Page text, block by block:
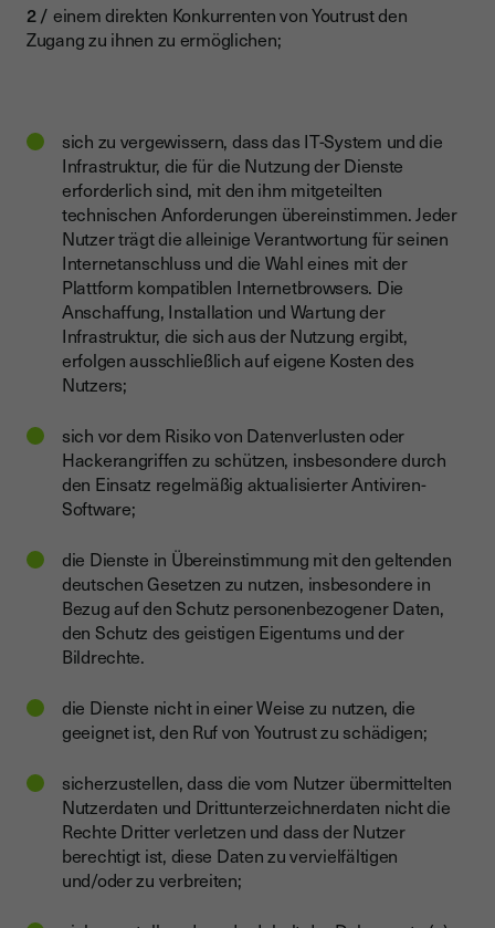
einem direkten Konkurrenten von Youtrust den
Zugang zu ihnen zu ermöglichen;
sich zu vergewissern, dass das IT-System und die
Infrastruktur, die für die Nutzung der Dienste
erforderlich sind, mit den ihm mitgeteilten
technischen Anforderungen übereinstimmen. Jeder
Nutzer trägt die alleinige Verantwortung für seinen
Internetanschluss und die Wahl eines mit der
Plattform kompatiblen Internetbrowsers. Die
Anschaffung, Installation und Wartung der
Infrastruktur, die sich aus der Nutzung ergibt,
erfolgen ausschließlich auf eigene Kosten des
Nutzers;
sich vor dem Risiko von Datenverlusten oder
Hackerangriffen zu schützen, insbesondere durch
den Einsatz regelmäßig aktualisierter Antiviren-
Software;
die Dienste in Übereinstimmung mit den geltenden
deutschen Gesetzen zu nutzen, insbesondere in
Bezug auf den Schutz personenbezogener Daten,
den Schutz des geistigen Eigentums und der
Bildrechte.
die Dienste nicht in einer Weise zu nutzen, die
geeignet ist, den Ruf von Youtrust zu schädigen;
sicherzustellen, dass die vom Nutzer übermittelten
Nutzerdaten und Drittunterzeichnerdaten nicht die
Rechte Dritter verletzen und dass der Nutzer
berechtigt ist, diese Daten zu vervielfältigen
und/oder zu verbreiten;